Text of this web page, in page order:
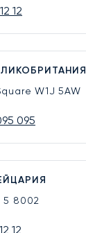
12
W1J 5AW
095
5 8002
12